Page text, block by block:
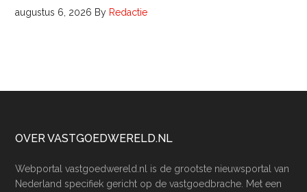
augustus 6, 2026 By Redactie
Footer
OVER VASTGOEDWERELD.NL
Webportal vastgoedwereld.nl is de grootste nieuwsportal van
Nederland specifiek gericht op de vastgoedbrache. Met een